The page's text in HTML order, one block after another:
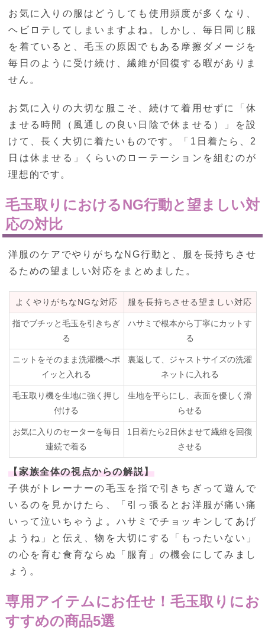
お気に入りの服はどうしても使用頻度が多くなり、
ヘビロテしてしまいますよね。しかし、毎日同じ服
を着ていると、毛玉の原因でもある摩擦ダメージを
毎日のように受け続け、繊維が回復する暇がありま
せん。
お気に入りの大切な服こそ、続けて着用せずに「休
ませる時間（風通しの良い日陰で休ませる）」を設
けて、長く大切に着たいものです。「1日着たら、2
日は休ませる」くらいのローテーションを組むのが
理想的です。
毛玉取りにおけるNG行動と望ましい対
応の対比
洋服のケアでやりがちなNG行動と、服を長持ちさせ
るための望ましい対応をまとめました。
よくやりがちなNGな対応 服を長持ちさせる望ましい対応
指でブチッと毛玉を引きちぎ
る
ハサミで根本から丁寧にカットす
る
ニットをそのまま洗濯機へポ
イッと入れる
裏返して、ジャストサイズの洗濯
ネットに入れる
毛玉取り機を生地に強く押し
付ける
生地を平らにし、表面を優しく滑
らせる
お気に入りのセーターを毎日
連続で着る
1日着たら2日休ませて繊維を回復
させる
【家族全体の視点からの解説】
子供がトレーナーの毛玉を指で引きちぎって遊んで
いるのを見かけたら、「引っ張るとお洋服が痛い痛
いって泣いちゃうよ。ハサミでチョッキンしてあげ
ようね」と伝え、物を大切にする「もったいない」
の心を育む食育ならぬ「服育」の機会にしてみまし
ょう。
専用アイテムにお任せ！毛玉取りにお
すすめの商品5選